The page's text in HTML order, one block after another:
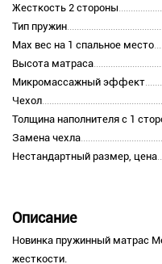
Жесткость 2 стороны
Тип пружин
Max вес на 1 спальное место
Высота матраса
Микромассажный эффект
Чехол
Толщина наполнителя с 1
Замена чехла
Нестандартный размер, цена
Описание
Новинка пружинный матрас
жесткости.